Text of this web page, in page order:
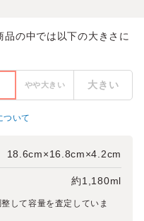
品の中では以下の大きさに
やや大きい 大きい
ついて
18.6cm×16.8cm×4.2cm
約1,180ml
して容量を査定していま